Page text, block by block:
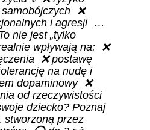
❌
i agresji …
nie jest „tylko
wpływają na: ❌
❌ postawę
na nudę i
dopaminowy ❌
od rzeczywistości
dziecko? Poznaj
stworzoną przez